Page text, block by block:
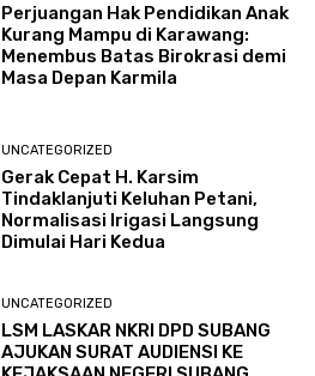
Perjuangan Hak Pendidikan Anak
Kurang Mampu di Karawang:
Menembus Batas Birokrasi demi
Masa Depan Karmila
UNCATEGORIZED
Gerak Cepat H. Karsim
Tindaklanjuti Keluhan Petani,
Normalisasi Irigasi Langsung
Dimulai Hari Kedua
UNCATEGORIZED
LSM LASKAR NKRI DPD SUBANG
AJUKAN SURAT AUDIENSI KE